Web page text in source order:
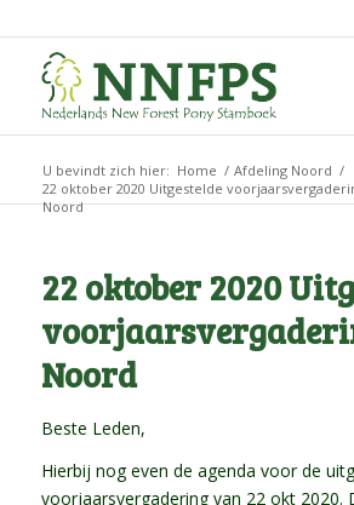
U bevindt zich hier: Home / Afdeling Noord /
22 oktober 2020 Uitgestelde
Noord
22 oktober 2020
Noord
Beste Leden,
Hierbij nog even de agenda voor de
voorjaarsvergadering van 22 okt 2020.